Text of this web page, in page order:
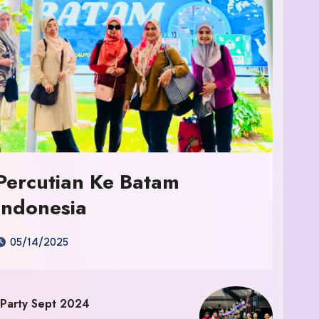
Ke Batam
05/14/2025
Sept 2024